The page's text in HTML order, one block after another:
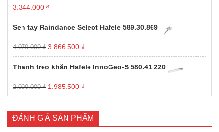
sao
Giá
gốc
là:
3.520.000 ₫.
3.344.000 ₫
hiện
tại
Sen tay Raindance Select Hafele 589.30.869
4.070.000₫ Giá
gốc
là:
3.866.500 ₫
hiện
tại
Thanh treo khăn Hafele InnoGeo-S 580.41.220
2.090.000₫ Giá
gốc
2.090.000 ₫.
1.985.500 ₫
hiện
là:
1.985.500 ₫.
ĐÁNH GIÁ SẢN PHẨM